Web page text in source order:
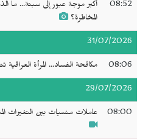
08:52
أكبر موجة عبور إلى سبتة... ما
المخاطرة؟
31/07/2026
08:06 مكافحة الفساد... المرأة العراقية
29/07/2026
08:00 عاملات منسيات بين التغيرات